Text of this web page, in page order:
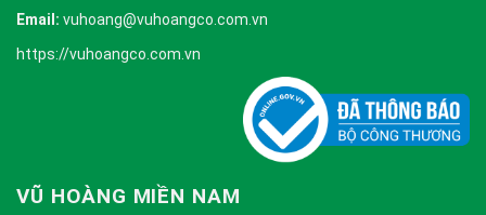
Email: vuhoang@vuhoangco.com.vn
https://vuhoangco.com.vn
VŨ HOÀNG MIỀN NAM